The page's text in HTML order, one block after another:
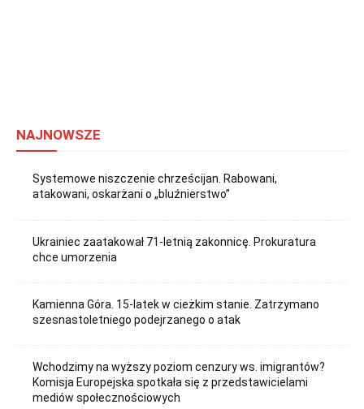
NAJNOWSZE
Systemowe niszczenie chrześcijan. Rabowani,
atakowani, oskarżani o „bluźnierstwo”
Ukrainiec zaatakował 71-letnią zakonnicę. Prokuratura
chce umorzenia
Kamienna Góra. 15-latek w cieżkim stanie. Zatrzymano
szesnastoletniego podejrzanego o atak
Wchodzimy na wyższy poziom cenzury ws. imigrantów?
Komisja Europejska spotkała się z przedstawicielami
mediów społecznościowych